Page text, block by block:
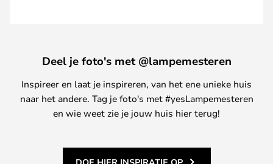
Deel je foto's met @lampemesteren
Inspireer en laat je inspireren, van het ene unieke huis
naar het andere. Tag je foto's met #yesLampemesteren
en wie weet zie je jouw huis hier terug!
DOE HIER INSPIRATIE OP